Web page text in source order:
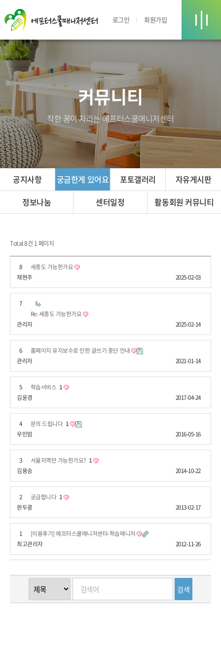
로그인 회원가입
커뮤니티
착한 꿈이 자라는 에프터스쿨매니저센터
공지사항 궁금한게 있어요 포토갤러리
자유게시판
정보나눔
센터일정 활동회원 커뮤니티
Total 8건 1 페이지
8
세종도 가능한가요
채현주
2025-02-03
7
Re: 세종도 가능한가요
관리자
2025-02-14
6
홈페이지 유지보수로 인한 글쓰기 중단 안내
관리자
2021-01-14
5 학습서비스 1
김윤경
2017-04-24
4 문의 드립니다 1
우민맘
2016-05-16
3 서울지역만 가능한가요? 1
김용승
2014-10-22
2 궁금합니다 1
완두콩
2013-02-17
1
[이용후기] 에프터스쿨매니저센터-학습매니저
최고관리자
2012-11-26